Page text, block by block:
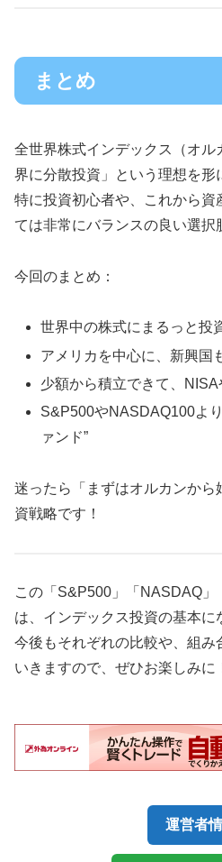
まとめ
全世界株式インデックス（オ
界に分散投資」という理想を形
特に投資初心者や、これから資
ては非常にバランスの良い選択
今回のまとめ：
世界中の株式にまるっと投
アメリカを中心に、新興国
少額から積立できて、
S&P500やNASDAQ100よ
ァンド”
迷ったら「まずはオルカンから
資戦略です！
この「S&P500」「NASDAQ」
は、インデックス投資の基本に
今後もそれぞれの比較や、組み
いきますので、ぜひお楽しみに
運営者